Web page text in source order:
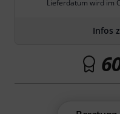
Lieferdatum wird im
Infos